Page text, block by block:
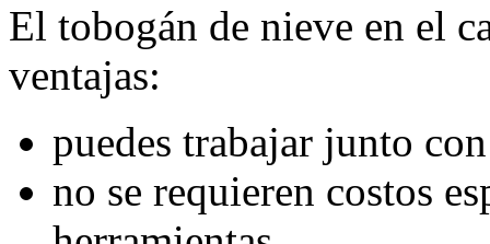
El tobogán de nieve en el
ventajas:
puedes trabajar junto
no se requieren costos